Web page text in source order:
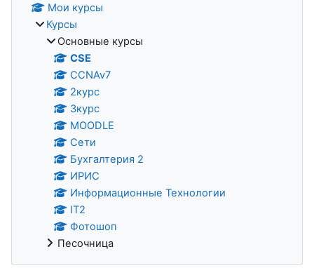
Мои курсы
Курсы
Основные курсы
CSE
CCNAv7
2курс
3курс
MOODLE
Сети
Бухгалтерия 2
ИРИС
Информационные Технологии
IT2
Фотошоп
Песочница